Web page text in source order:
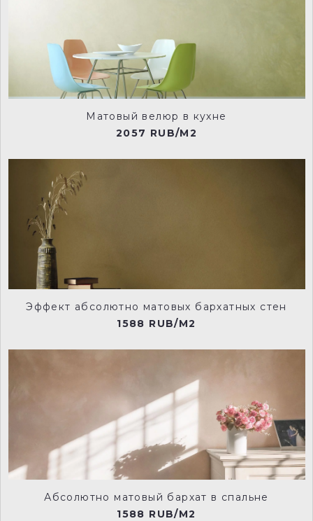
Матовый велюр в кухне
2057 RUB/M2
Эффект абсолютно матовых бархатных стен
1588 RUB/M2
Абсолютно матовый бархат в спальне
1588 RUB/M2